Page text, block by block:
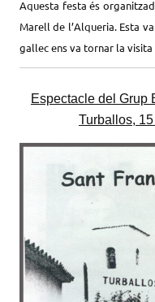
Aquesta festa és
Marell de l’Alqueria. Esta
gallec ens va tornar la
Espectacle del Grup
Turballos,